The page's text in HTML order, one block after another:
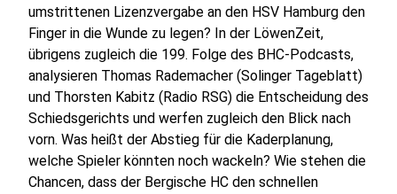
umstrittenen Lizenzvergabe an den HSV Hamburg den
Finger in die Wunde zu legen? In der LöwenZeit,
übrigens zugleich die 199. Folge des BHC-Podcasts,
analysieren Thomas Rademacher (Solinger Tageblatt)
und Thorsten Kabitz (Radio RSG) die Entscheidung des
Schiedsgerichts und werfen zugleich den Blick nach
vorn. Was heißt der Abstieg für die Kaderplanung,
welche Spieler könnten noch wackeln? Wie stehen die
Chancen, dass der Bergische HC den schnellen